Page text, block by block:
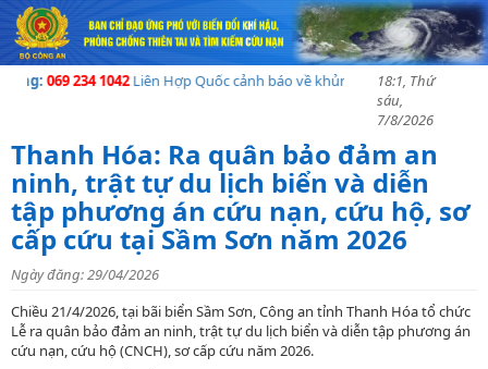
069 234 1042Liên Hợp Quốc cảnh báo về khủng hoảng nhân đạo tạI
18:1, Thứ
sáu,
7/8/2026
Thanh Hóa: Ra quân bảo đảm an
ninh, trật tự du lịch biển và diễn
tập phương án cứu nạn, cứu hộ, sơ
cấp cứu tại Sầm Sơn năm 2026
Ngày đăng: 29/04/2026
Chiều 21/4/2026, tại bãi biển Sầm Sơn, Công an tỉnh Thanh Hóa tổ chức
Lễ ra quân bảo đảm an ninh, trật tự du lịch biển và diễn tập phương án
cứu nạn, cứu hộ (CNCH), sơ cấp cứu năm 2026.